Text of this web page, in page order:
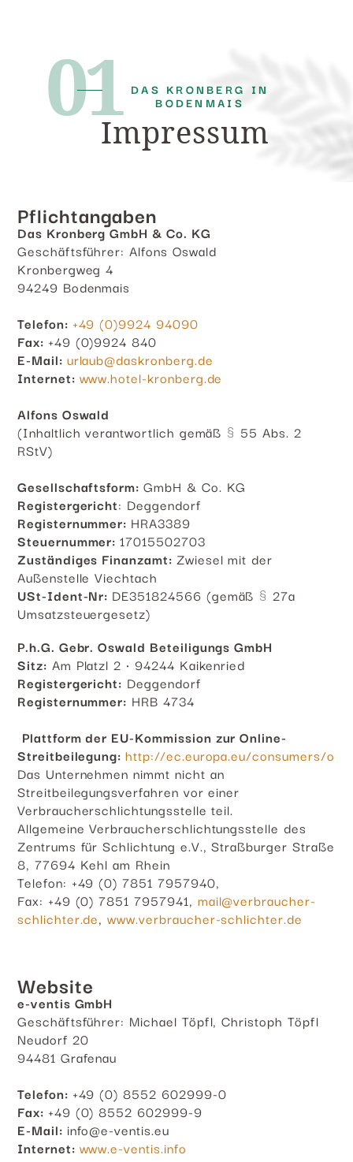
01Impressum
DAS KRONBERG IN
BODENMAIS
Pflichtangaben
Das Kronberg GmbH & Co. KG
Geschäftsführer: Alfons Oswald
Kronbergweg 4
94249 Bodenmais
Telefon: +49 (0)9924 94090
Fax: +49 (0)9924 840
E-Mail: urlaub@daskronberg.de
Internet: www.hotel-kronberg.de
Alfons Oswald
(Inhaltlich verantwortlich gemäß § 55 Abs. 2
RStV)
Gesellschaftsform:GmbH & Co. KG
Registergericht: Deggendorf
Registernummer: HRA3389
Steuernummer:17015502703
Zuständiges Finanzamt: Zwiesel mit der
Außenstelle Viechtach
USt-Ident-Nr: DE351824566 (gemäß § 27a
Umsatzsteuergesetz)
P.h.G. Gebr. Oswald Beteiligungs GmbH
Sitz: Am Platzl 2 · 94244 Kaikenried
Registergericht: Deggendorf
Registernummer: HRB 4734
Plattform der EU-Kommission zur Online-
Streitbeilegung:http://ec.europa.eu/consumers/odr
Das Unternehmen nimmt nicht an
Streitbeilegungsverfahren vor einer
Verbraucherschlichtungsstelle teil.
Allgemeine Verbraucherschlichtungsstelle des
Zentrums für Schlichtung e.V., Straßburger Straße
8, 77694 Kehl am Rhein
Telefon: +49 (0) 7851 7957940,
Fax: +49 (0) 7851 7957941, mail@verbraucher-
schlichter.de,www.verbraucher-schlichter.de
Website
e-ventis GmbH
Geschäftsführer: Michael Töpfl, Christoph Töpfl
Neudorf 20
94481 Grafenau
Telefon: +49 (0) 8552 602999-0
Fax: +49 (0) 8552 602999-9
E-Mail: info@e-ventis.eu
Internet: www.e-ventis.info